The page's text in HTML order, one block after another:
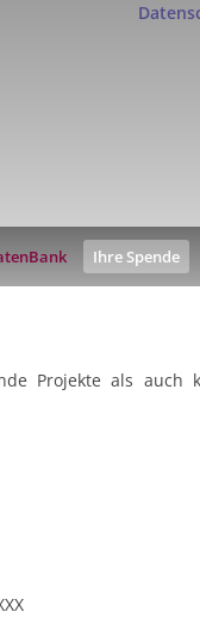
Ihre Spende
Projekte als auch